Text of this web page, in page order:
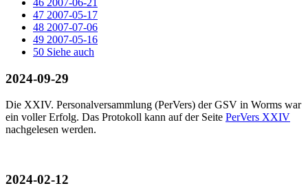
46 2007-06-21
47 2007-05-17
48 2007-07-06
49 2007-05-16
50 Siehe auch
2024-09-29
Die XXIV. Personalversammlung (PerVers) der GSV in Worms war
ein voller Erfolg. Das Protokoll kann auf der Seite PerVers XXIV
nachgelesen werden.
2024-02-12